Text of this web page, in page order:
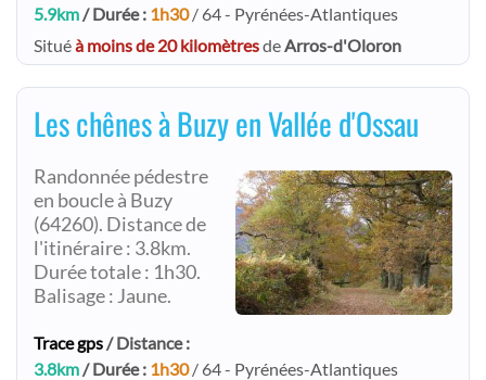
5.9km/ Durée : 1h30/ 64 - Pyrénées-Atlantiques
Situéà moins de 20 kilomètresdeArros-d'Oloron
Les chênes à Buzy en Vallée d'Ossau
Randonnée pédestre
en boucle à Buzy
(64260). Distance de
l'itinéraire : 3.8km.
Durée totale : 1h30.
Balisage : Jaune.
Trace gps/ Distance :
3.8km/ Durée : 1h30/ 64 - Pyrénées-Atlantiques